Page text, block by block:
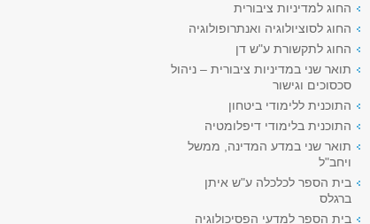
החוג למדיניות ציבורית
החוג לסוציולוגיה ואנתרופולוגיה
החוג לתקשורת ע"ש דן
תואר שני במדיניות ציבורית – ניהול
סכסוכים וגישור
התוכנית ללימודי ביטחון
התוכנית בלימודי דיפלומטיה
תואר שני במדע המדינה, ממשל
ויחב"ל
בית הספר לכלכלה ע"ש איתן
ברגלס
בית הספר למדעי הפסיכולוגיה